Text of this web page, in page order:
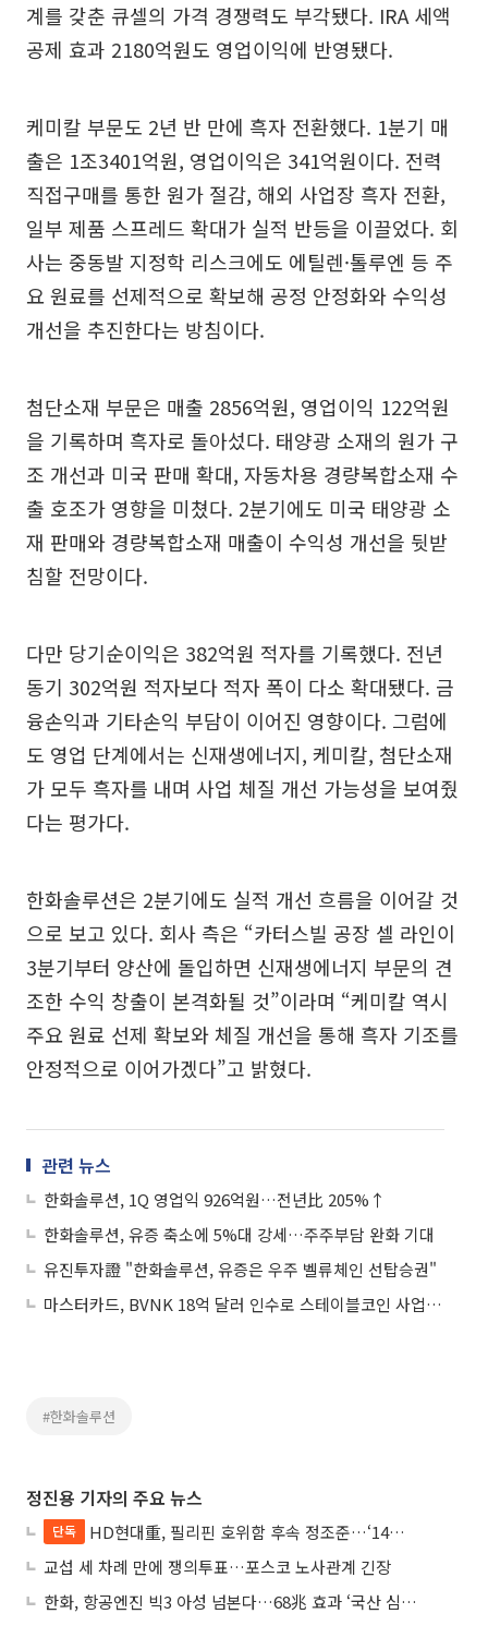
계를 갖춘 큐셀의 가격 경쟁력도 부각됐다. IRA 세액
공제 효과 2180억원도 영업이익에 반영됐다.
케미칼 부문도 2년 반 만에 흑자 전환했다. 1분기 매
출은 1조3401억원, 영업이익은 341억원이다. 전력
직접구매를 통한 원가 절감, 해외 사업장 흑자 전환,
일부 제품 스프레드 확대가 실적 반등을 이끌었다. 회
사는 중동발 지정학 리스크에도 에틸렌·톨루엔 등 주
요 원료를 선제적으로 확보해 공정 안정화와 수익성
개선을 추진한다는 방침이다.
첨단소재 부문은 매출 2856억원, 영업이익 122억원
을 기록하며 흑자로 돌아섰다. 태양광 소재의 원가 구
조 개선과 미국 판매 확대, 자동차용 경량복합소재 수
출 호조가 영향을 미쳤다. 2분기에도 미국 태양광 소
재 판매와 경량복합소재 매출이 수익성 개선을 뒷받
침할 전망이다.
다만 당기순이익은 382억원 적자를 기록했다. 전년
동기 302억원 적자보다 적자 폭이 다소 확대됐다. 금
융손익과 기타손익 부담이 이어진 영향이다. 그럼에
도 영업 단계에서는 신재생에너지, 케미칼, 첨단소재
가 모두 흑자를 내며 사업 체질 개선 가능성을 보여줬
다는 평가다.
한화솔루션은 2분기에도 실적 개선 흐름을 이어갈 것
으로 보고 있다. 회사 측은 “카터스빌 공장 셀 라인이
3분기부터 양산에 돌입하면 신재생에너지 부문의 견
조한 수익 창출이 본격화될 것”이라며 “케미칼 역시
주요 원료 선제 확보와 체질 개선을 통해 흑자 기조를
안정적으로 이어가겠다”고 밝혔다.
관련 뉴스
한화솔루션, 1Q 영업익 926억원…전년比 205%↑
한화솔루션, 유증 축소에 5%대 강세…주주부담 완화 기대
유진투자證 "한화솔루션, 유증은 우주 벨류체인 선탑승권"
마스터카드, BVNK 18억 달러 인수로 스테이블코인 사업 본격 확장
#한화솔루션
정진용 기자의 주요 뉴스
단독
HD현대重, 필리핀 호위함 후속 정조준…‘14척+α’ 싹쓸이 노린다
교섭 세 차례 만에 쟁의투표…포스코 노사관계 긴장
한화, 항공엔진 빅3 아성 넘본다…68兆 효과 ‘국산 심장’ 시동